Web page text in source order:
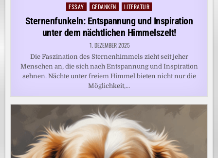
Posted
in
ESSAY GEDANKEN LITERATUR
Sternenfunkeln: Entspannung und Inspiration
unter dem nächtlichen Himmelszelt!
1. DEZEMBER 2025
Die Faszination des Sternenhimmels zieht seit jeher
Menschen an, die sich nach Entspannung und Inspiration
sehnen. Nächte unter freiem Himmel bieten nicht nur die
Möglichkeit,…